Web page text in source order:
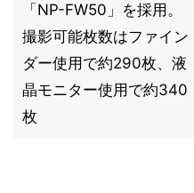
「NP-FW50」を採用。
撮影可能枚数はファイン
ダー使用で約290枚、液
晶モニター使用で約340
枚